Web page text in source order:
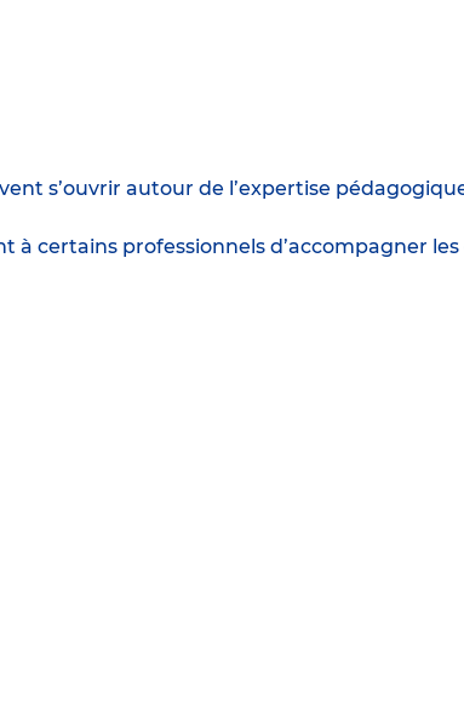
s’ouvrir autour de l’expertise
certains professionnels d’accompagner